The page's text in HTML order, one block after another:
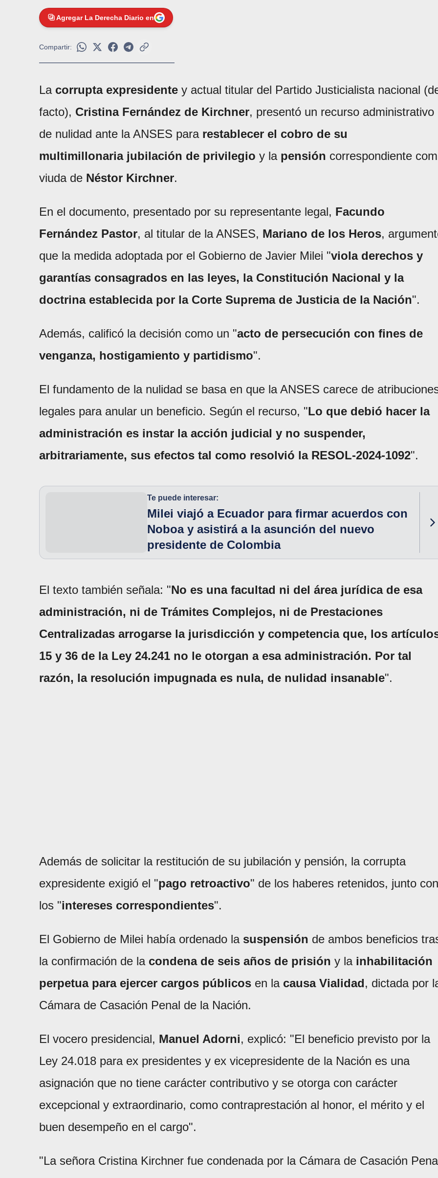
Agregar La Derecha Diario en
Compartir:
La corrupta expresidente y actual titular del Partido Justicialista nacional
facto), Cristina Fernández de Kirchner, presentó un recurso administrativo
de nulidad ante la ANSES para restablecer el cobro de su
multimillonaria jubilación de privilegio y la pensión correspondiente
viuda de Néstor Kirchner.
En el documento, presentado por su representante legal, Facundo
Fernández Pastor, al titular de la ANSES, Mariano de los Heros,
que la medida adoptada por el Gobierno de Javier Milei "viola derechos y
garantías consagrados en las leyes, la Constitución Nacional y la
doctrina establecida por la Corte Suprema de Justicia de la Nación".
Además, calificó la decisión como un "acto de persecución con fines de
venganza, hostigamiento y partidismo".
El fundamento de la nulidad se basa en que la ANSES carece de
legales para anular un beneficio. Según el recurso, "Lo que debió hacer la
administración es instar la acción judicial y no suspender,
arbitrariamente, sus efectos tal como resolvió la RESOL-2024-1092".
Te puede interesar:
Milei viajó a Ecuador para firmar acuerdos con
Noboa y asistirá a la asunción del nuevo
presidente de Colombia
El texto también señala: "No es una facultad ni del área jurídica de esa
administración, ni de Trámites Complejos, ni de Prestaciones
Centralizadas arrogarse la jurisdicción y competencia que, los
15 y 36 de la Ley 24.241 no le otorgan a esa administración. Por tal
razón, la resolución impugnada es nula, de nulidad insanable".
Además de solicitar la restitución de su jubilación y pensión, la corrupta
expresidente exigió el "pago retroactivo" de los haberes retenidos, junto con
los "intereses correspondientes".
El Gobierno de Milei había ordenado la suspensión de ambos beneficios
la confirmación de la condena de seis años de prisión y la inhabilitación
perpetua para ejercer cargos públicos en la causa Vialidad, dictada por
Cámara de Casación Penal de la Nación.
El vocero presidencial, Manuel Adorni, explicó: "El beneficio previsto por la
Ley 24.018 para ex presidentes y ex vicepresidente de la Nación es una
asignación que no tiene carácter contributivo y se otorga con carácter
excepcional y extraordinario, como contraprestación al honor, el mérito y el
buen desempeño en el cargo".
"La señora Cristina Kirchner fue condenada por la Cámara de Casación